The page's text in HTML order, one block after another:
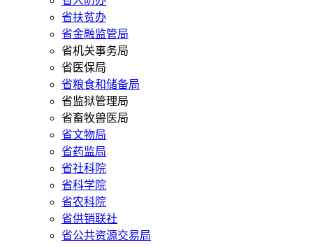
省扶贫办
省金融监管局
省机关事务局
省医保局
省粮食和储备局
省监狱管理局
省畜牧兽医局
省文物局
省药监局
省社科院
省科学院
省农科院
省供销联社
省公共资源交易局